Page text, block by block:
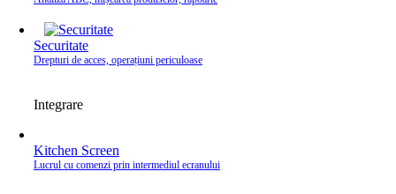
Securitate
Drepturi de acces, operațiuni periculoase
Integrare
Kitchen Screen
Lucrul cu comenzi prin intermediul ecranului